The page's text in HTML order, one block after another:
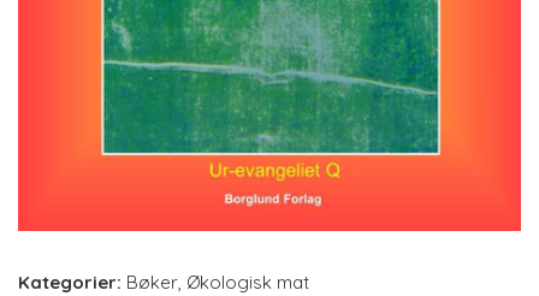
Kategorier: Bøker, Økologisk mat